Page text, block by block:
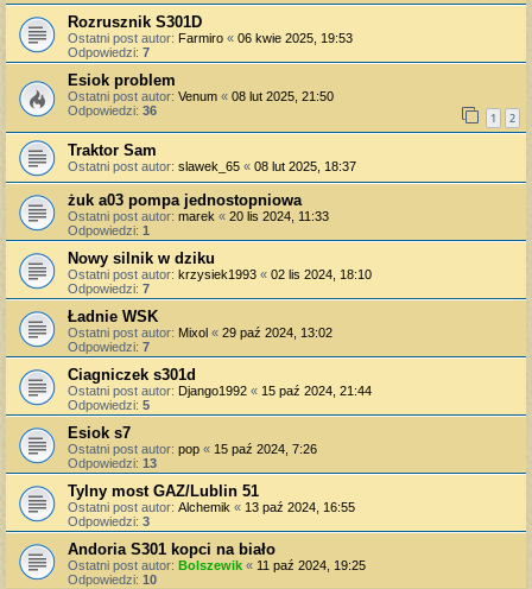
Rozrusznik S301D
Ostatni post autor: Farmiro « 06 kwie 2025, 19:53
Odpowiedzi: 7
Esiok problem
Ostatni post autor: Venum « 08 lut 2025, 21:50
Odpowiedzi: 36 1 2
Traktor Sam
Ostatni post autor: slawek_65 « 08 lut 2025, 18:37
żuk a03 pompa jednostopniowa
Ostatni post autor: marek « 20 lis 2024, 11:33
Odpowiedzi: 1
Nowy silnik w dziku
Ostatni post autor: krzysiek1993 « 02 lis 2024, 18:10
Odpowiedzi: 7
Ładnie WSK
Ostatni post autor: Mixol « 29 paź 2024, 13:02
Odpowiedzi: 7
Ciagniczek s301d
Ostatni post autor: Django1992 « 15 paź 2024, 21:44
Odpowiedzi: 5
Esiok s7
Ostatni post autor: pop « 15 paź 2024, 7:26
Odpowiedzi: 13
Tylny most GAZ/Lublin 51
Ostatni post autor: Alchemik « 13 paź 2024, 16:55
Odpowiedzi: 3
Andoria S301 kopci na biało
Ostatni post autor: Bolszewik « 11 paź 2024, 19:25
Odpowiedzi: 10